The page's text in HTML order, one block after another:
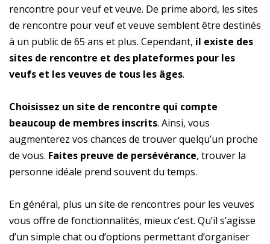
rencontre pour veuf et veuve. De prime abord, les sites
de rencontre pour veuf et veuve semblent être destinés
à un public de 65 ans et plus. Cependant, il existe des
sites de rencontre et des plateformes pour les
veufs et les veuves de tous les âges.
Choisissez un site de rencontre qui compte
beaucoup de membres inscrits. Ainsi, vous
augmenterez vos chances de trouver quelqu’un proche
de vous. Faites preuve de persévérance, trouver la
personne idéale prend souvent du temps.
En général, plus un site de rencontres pour les veuves
vous offre de fonctionnalités, mieux c’est. Qu’il s’agisse
d’un simple chat ou d’options permettant d’organiser